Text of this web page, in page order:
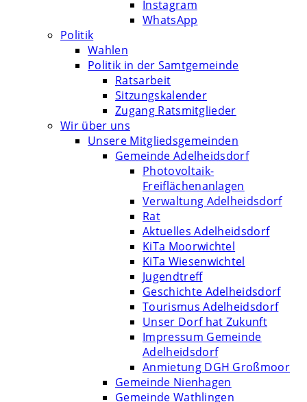
Instagram
WhatsApp
Politik
Wahlen
Politik in der Samtgemeinde
Ratsarbeit
Sitzungskalender
Zugang Ratsmitglieder
Wir über uns
Unsere Mitgliedsgemeinden
Gemeinde Adelheidsdorf
Photovoltaik-
Freiflächenanlagen
Verwaltung Adelheidsdorf
Rat
Aktuelles Adelheidsdorf
KiTa Moorwichtel
KiTa Wiesenwichtel
Jugendtreff
Geschichte Adelheidsdorf
Tourismus Adelheidsdorf
Unser Dorf hat Zukunft
Impressum Gemeinde
Adelheidsdorf
Anmietung DGH Großmoor
Gemeinde Nienhagen
Gemeinde Wathlingen